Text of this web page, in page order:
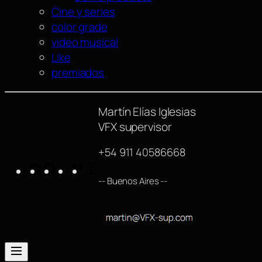
Cine y series
color grade
video musical
Like
premiados
LinkedIn
GitHubhttps://www.imdb.com/name/
Martín Elías Iglesias
VFX supervisor
+54 911 40586668
-- Buenos Aires --